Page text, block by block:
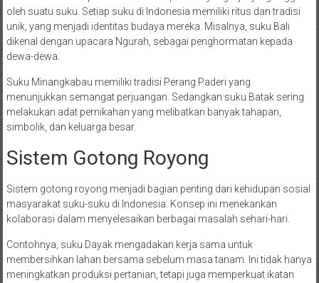
oleh suatu suku. Setiap suku di Indonesia memiliki ritus dan tradisi
unik, yang menjadi identitas budaya mereka. Misalnya, suku Bali
dikenal dengan upacara Ngurah, sebagai penghormatan kepada
dewa-dewa.
Suku Minangkabau memiliki tradisi Perang Paderi yang
menunjukkan semangat perjuangan. Sedangkan suku Batak sering
melakukan adat pernikahan yang melibatkan banyak tahapan,
simbolik, dan keluarga besar.
Sistem Gotong Royong
Sistem gotong royong menjadi bagian penting dari kehidupan sosial
masyarakat suku-suku di Indonesia. Konsep ini menekankan
kolaborasi dalam menyelesaikan berbagai masalah sehari-hari.
Contohnya, suku Dayak mengadakan kerja sama untuk
membersihkan lahan bersama sebelum masa tanam. Ini tidak hanya
meningkatkan produksi pertanian, tetapi juga memperkuat ikatan